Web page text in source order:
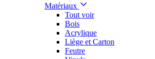
Matériaux
Tout voir
Bois
Acrylique
Liège et Carton
Feutre